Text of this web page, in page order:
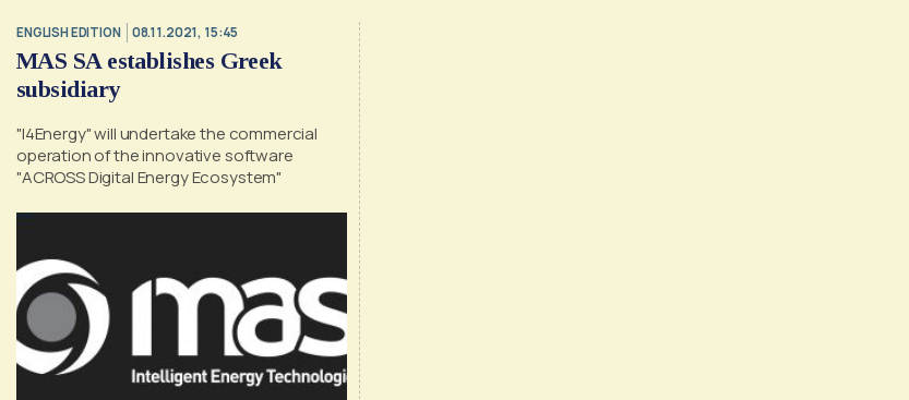
ENGLISH EDITION 08.11.2021, 15:45
MAS SA establishes Greek
subsidiary
"I4Energy" will undertake the commercial
operation of the innovative software
"ACROSS Digital Energy Ecosystem"